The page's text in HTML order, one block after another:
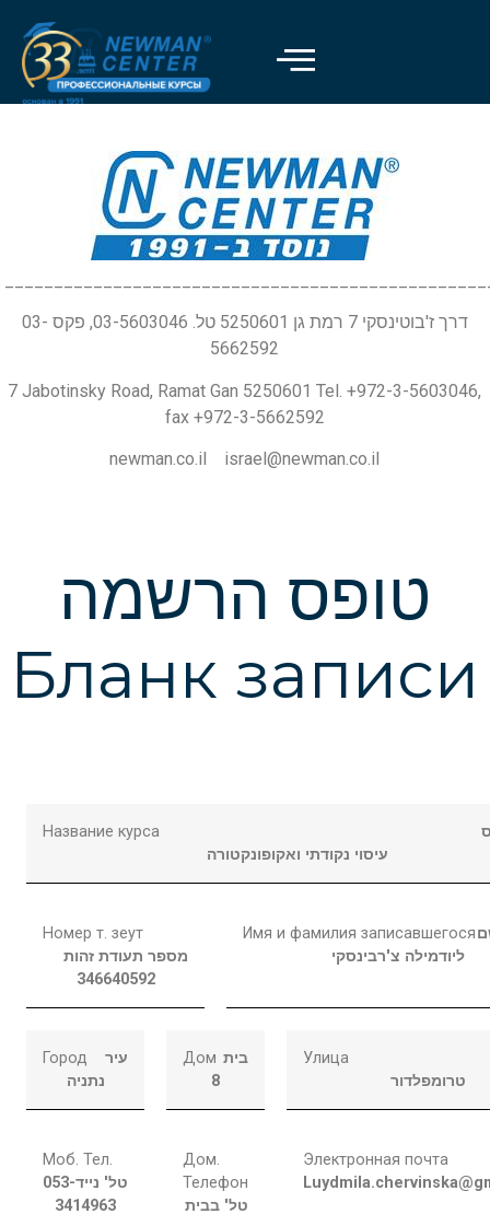
דרך ז'בוטינסקי 7 רמת גן 5250601 טל. 03-5603046, פקס 03-
5662592
7 Jabotinsky Road, Ramat Gan 5250601 Tel. +972-3-5603046,
fax +972-3-5662592
newman.co.il israel@newman.co.il
טופס הרשמה
Бланк записи
Название курса
עיסוי נקודתי ואקופונקטורה
Номер т. зеут
מספר תעודת זהות
346640592
Имя и фамилия записавшегося
ליודמילה צ'רבינסקי
Город
עיר
נתניה
Дом בית
8
Улица
טרומפלדור
Моб. Тел.
טל' נייד053-
3414963
Дом.
Телефон
טל' בבית
Электронная почта